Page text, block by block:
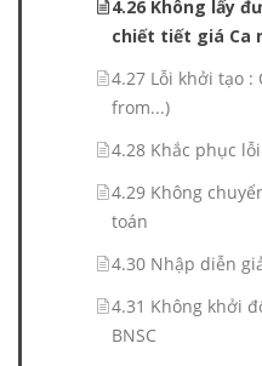
4.26 Không lấy
chiết tiết giá Ca
4.27 Lỗi khởi tạo :
from...)
4.28 Khắc phục
4.29 Không
toán
4.30 Nhập diễn
4.31 Không khởi
BNSC